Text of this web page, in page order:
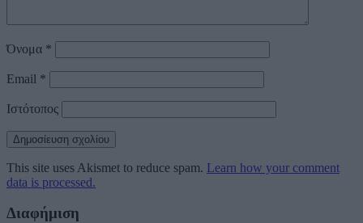
Όνομα *
Email *
Ιστότοπος
This site uses Akismet to reduce spam. Learn how your comment
data is processed.
Διαφήμιση